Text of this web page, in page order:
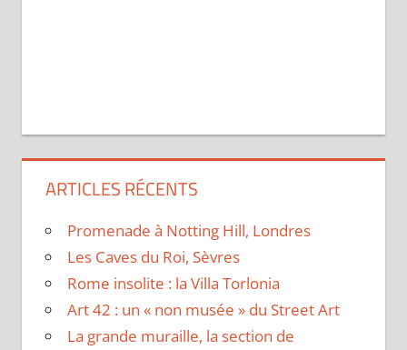
ARTICLES RÉCENTS
Promenade à Notting Hill, Londres
Les Caves du Roi, Sèvres
Rome insolite : la Villa Torlonia
Art 42 : un « non musée » du Street Art
La grande muraille, la section de